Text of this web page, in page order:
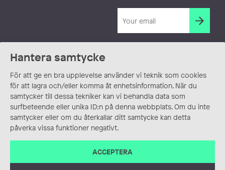
Hantera samtycke
För att ge en bra upplevelse använder vi teknik som cookies
för att lagra och/eller komma åt enhetsinformation. När du
samtycker till dessa tekniker kan vi behandla data som
surfbeteende eller unika ID:n på denna webbplats. Om du inte
samtycker eller om du återkallar ditt samtycke kan detta
påverka vissa funktioner negativt.
ACCEPTERA